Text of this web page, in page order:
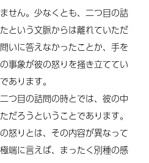
せん。少なくとも、二つ目の詰
という文脈からは離れていただ
いに答えなかったことか、手を
事象が彼の怒りを掻き立ててい
あります。
つ目の詰問の時とでは、彼の中
だろうということであります。
怒りとは、その内容が異なって
端に言えば、まったく別種の感